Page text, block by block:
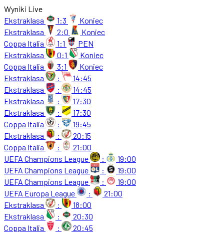
Wyniki Live
Ekstraklasa
1:3
Koniec
Ekstraklasa
2:0
Koniec
Coppa Italia
1:1
PEN
Ekstraklasa
0:1
Koniec
Coppa Italia
3:1
Koniec
Ekstraklasa
:
14:45
Ekstraklasa
:
14:45
Ekstraklasa
:
17:30
Ekstraklasa
:
17:30
Coppa Italia
:
19:45
Ekstraklasa
:
20:15
Coppa Italia
:
21:00
UEFA Champions League
:
19:00
UEFA Champions League
:
19:00
UEFA Champions League
:
19:00
UEFA Europa League
:
21:00
Ekstraklasa
:
18:00
Ekstraklasa
:
20:30
Coppa Italia
:
20:45